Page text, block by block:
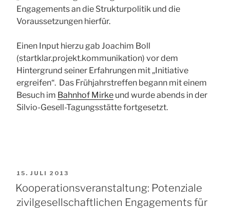
Engagements an die Strukturpolitik und die
Voraussetzungen hierfür.
Einen Input hierzu gab Joachim Boll
(startklar.projekt.kommunikation) vor dem
Hintergrund seiner Erfahrungen mit „Initiative
ergreifen“. Das Frühjahrstreffen begann mit einem
Besuch im Bahnhof Mirke und wurde abends in der
Silvio-Gesell-Tagungsstätte fortgesetzt.
VERÖFFENTLICHT
AM
15. JULI 2013
Kooperationsveranstaltung: Potenziale
zivilgesellschaftlichen Engagements für